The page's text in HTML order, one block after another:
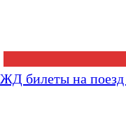
ЖД билеты на